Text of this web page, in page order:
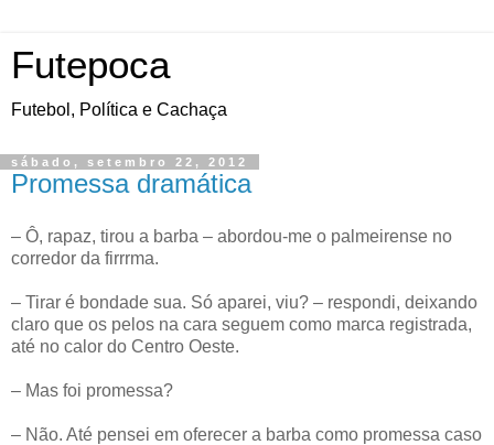
Futepoca
Futebol, Política e Cachaça
sábado, setembro 22, 2012
Promessa dramática
– Ô, rapaz, tirou a barba – abordou-me o palmeirense no
corredor da firrrma.
– Tirar é bondade sua. Só aparei, viu? – respondi, deixando
claro que os pelos na cara seguem como marca registrada,
até no calor do Centro Oeste.
– Mas foi promessa?
– Não. Até pensei em oferecer a barba como promessa caso